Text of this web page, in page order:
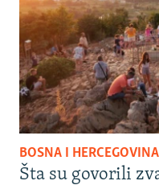
BOSNA I HERCEGOVINA
Šta su govorili